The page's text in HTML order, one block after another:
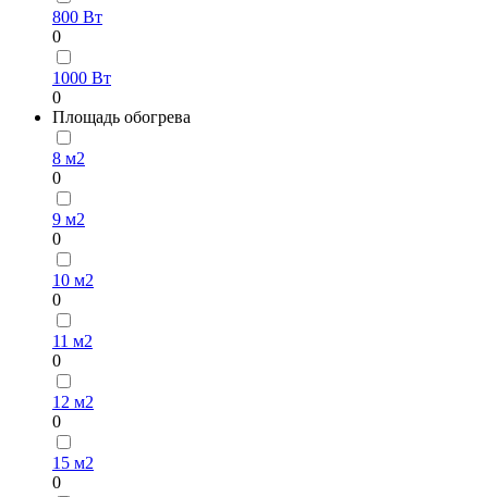
800 Вт
0
1000 Вт
0
Площадь обогрева
8 м2
0
9 м2
0
10 м2
0
11 м2
0
12 м2
0
15 м2
0